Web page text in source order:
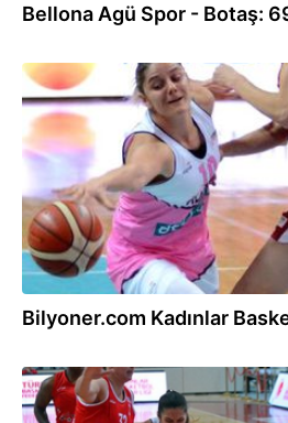
Bellona Agü Spor - Botaş:
21.12.2016
Bilyoner.com Kadınlar
10.12.2016